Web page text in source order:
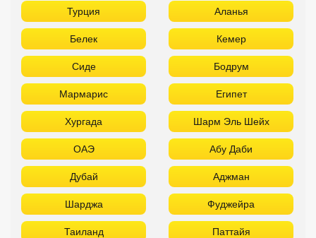
Турция Аланья
Белек Кемер
Сиде Бодрум
Мармарис Египет
Хургада Шарм Эль Шейх
ОАЭ Абу Даби
Дубай Аджман
Шарджа Фуджейра
Таиланд Паттайя